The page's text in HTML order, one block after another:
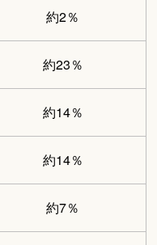
約2％
約23％
約14％
約14％
約7％